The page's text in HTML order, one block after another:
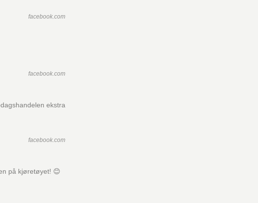
facebook.com
facebook.com
ekstra
facebook.com
på kjøretøyet! 😊